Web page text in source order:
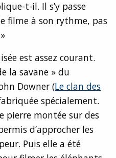
t-il. Il s’y passe
filme à son rythme, pas
est assez courant.
la savane » du
Downer (Le clan des
spécialement.
pierre montée sur des
d’approcher les
Puis elle a été